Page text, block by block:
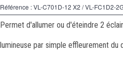
Référence :VL-C701D-12 X2 / VL-FC1D2-
Permet d'allumer ou d'éteindre 2
lumineuse par simple effleurement du